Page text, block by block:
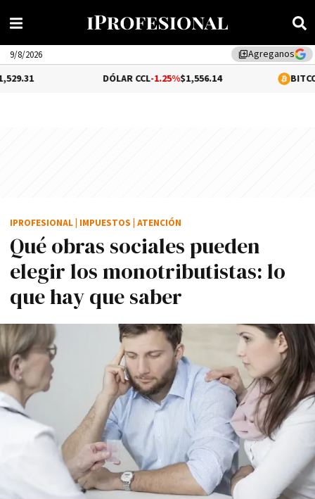
library_addAgreganos
9/8/2026
-1.25%$1,556.14 0.08%
Qué obras sociales pueden
elegir los monotributistas: lo
que hay que saber
IPROFESIONAL IMPUESTOS ATENCIÓN